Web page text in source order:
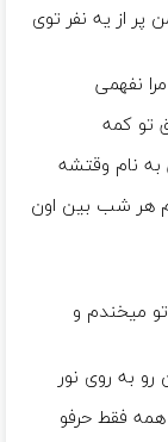
پر از یه نفر توی
نفهمی
تو کمه
به نام وقتشه
هر شب بین اون
میخندم و
به روی نور
همه فقط حرفو